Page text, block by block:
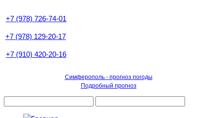
+7 (978) 726-74-01
+7 (978) 129-20-17
+7 (910) 420-20-16
Симферополь - прогноз погоды
Подробный прогноз